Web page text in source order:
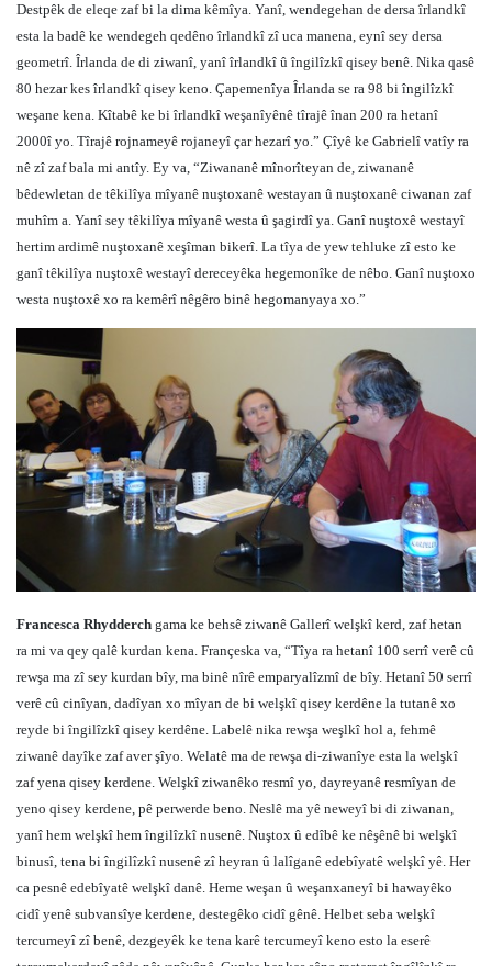
Destpêk de eleqe zaf bi la dima kêmîya. Yanî, wendegehan de dersa îrlandkî
esta la badê ke wendegeh qedêno îrlandkî zî uca manena, eynî sey dersa
geometrî. Îrlanda de di ziwanî, yanî îrlandkî û îngilîzkî qisey benê. Nika qasê
80 hezar kes îrlandkî qisey keno. Çapemenîya Îrlanda se ra 98 bi îngilîzkî
weşane kena. Kîtabê ke bi îrlandkî weşanîyênê tîrajê înan 200 ra hetanî
2000î yo. Tîrajê rojnameyê rojaneyî çar hezarî yo.” Çîyê ke Gabrielî vatîy ra
nê zî zaf bala mi antîy. Ey va, “Ziwananê mînorîteyan de, ziwananê
bêdewletan de têkilîya mîyanê nuştoxanê westayan û nuştoxanê ciwanan zaf
muhîm a. Yanî sey têkilîya mîyanê westa û şagirdî ya. Ganî nuştoxê westayî
hertim ardimê nuştoxanê xeşîman bikerî. La tîya de yew tehluke zî esto ke
ganî têkilîya nuştoxê westayî dereceyêka hegemonîke de nêbo. Ganî nuştoxo
westa nuştoxê xo ra kemêrî nêgêro binê hegomanyaya xo.”
Francesca Rhydderch gama ke behsê ziwanê Gallerî welşkî kerd, zaf hetan
ra mi va qey qalê kurdan kena. Françeska va, “Tîya ra hetanî 100 serrî verê cû
rewşa ma zî sey kurdan bîy, ma binê nîrê emparyalîzmî de bîy. Hetanî 50 serrî
verê cû cinîyan, dadîyan xo mîyan de bi welşkî qisey kerdêne la tutanê xo
reyde bi îngilîzkî qisey kerdêne. Labelê nika rewşa weşlkî hol a, fehmê
ziwanê dayîke zaf aver şîyo. Welatê ma de rewşa di-ziwanîye esta la welşkî
zaf yena qisey kerdene. Welşkî ziwanêko resmî yo, dayreyanê resmîyan de
yeno qisey kerdene, pê perwerde beno. Neslê ma yê neweyî bi di ziwanan,
yanî hem welşkî hem îngilîzkî nusenê. Nuştox û edîbê ke nêşênê bi welşkî
binusî, tena bi îngilîzkî nusenê zî heyran û lalîganê edebîyatê welşkî yê. Her
ca pesnê edebîyatê welşkî danê. Heme weşan û weşanxaneyî bi hawayêko
cidî yenê subvansîye kerdene, destegêko cidî gênê. Helbet seba welşkî
tercumeyî zî benê, dezgeyêk ke tena karê tercumeyî keno esto la eserê